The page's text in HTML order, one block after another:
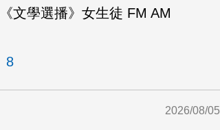
《文學選播》女生徒 FM AM
8
2026/08/05